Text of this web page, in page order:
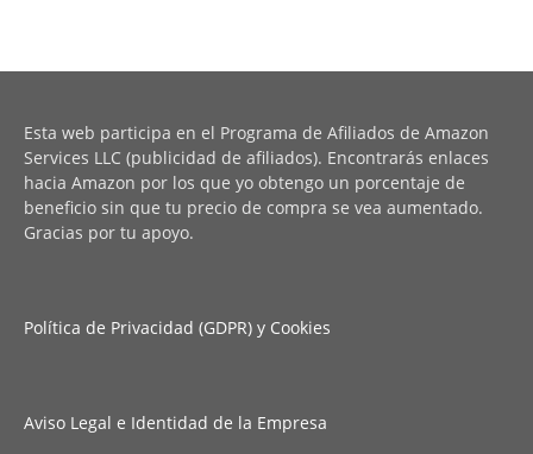
Esta web participa en el Programa de Afiliados de Amazon
Services LLC (publicidad de afiliados). Encontrarás enlaces
hacia Amazon por los que yo obtengo un porcentaje de
beneficio sin que tu precio de compra se vea aumentado.
Gracias por tu apoyo.
Política de Privacidad (GDPR) y Cookies
Aviso Legal e Identidad de la Empresa